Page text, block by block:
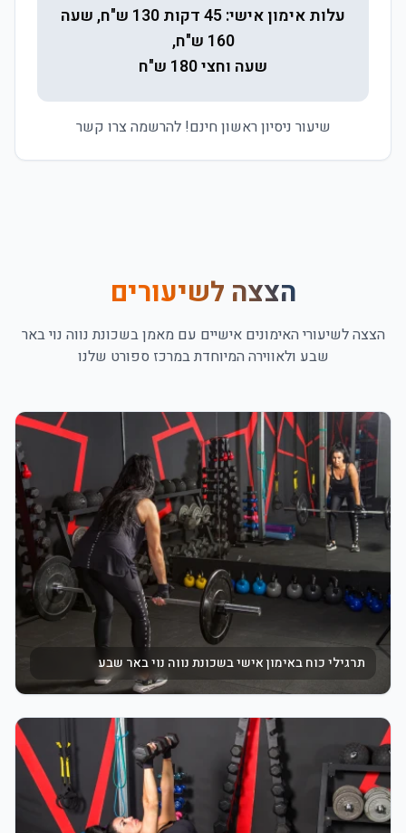
עלות אימון אישי: 45 דקות 130 ש"ח, שעה
160 ש"ח,
שעה וחצי 180 ש"ח
שיעור ניסיון ראשון חינם! להרשמה צרו קשר
הצצה לשיעורים
הצצה לשיעורי האימונים אישיים עם מאמן בשכונת נווה נוי באר
שבע ולאווירה המיוחדת במרכז ספורט שלנו
תרגילי כוח באימון אישי בשכונת נווה נוי באר שבע